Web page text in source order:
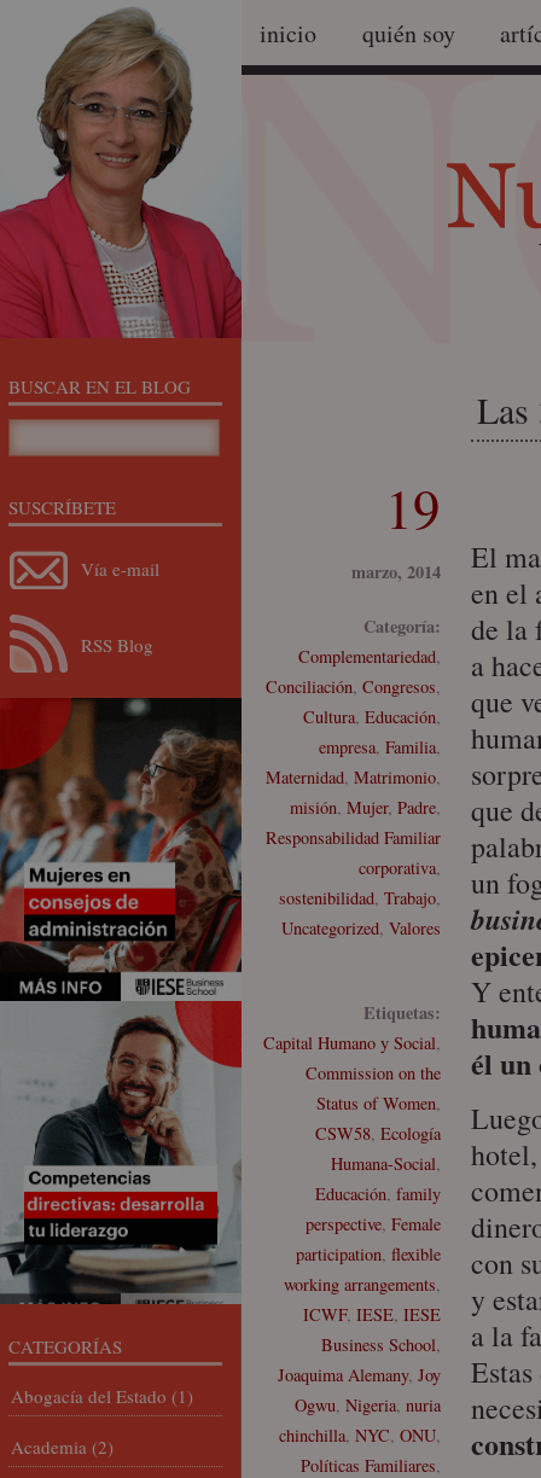
inicio quién soy
19
marzo, 2014
Categoría:
Complementariedad,
Conciliación, Congresos,
Cultura, Educación,
empresa, Familia,
Maternidad, Matrimonio,
misión, Mujer, Padre,
Responsabilidad Familiar
corporativa,
sostenibilidad, Trabajo,
Uncategorized, Valores
Etiquetas:
Capital Humano y Social,
Commission on the
Status of Women,
CSW58, Ecología
Humana-Social,
Educación, family
perspective, Female
participation, flexible
working arrangements,
ICWF, IESE, IESE
Business School,
Joaquima Alemany, Joy
Ogwu, Nigeria, nuria
chinchilla, NYC, ONU,
Políticas Familiares,
El
en el
de la
a
que
que
un
Y
él
con
y
a la
BUSCAR EN EL BLOG
SUSCRÍBETE
Vía e-mail
RSS Blog
CATEGORÍAS
Abogacía del Estado (1)
Academia (2)